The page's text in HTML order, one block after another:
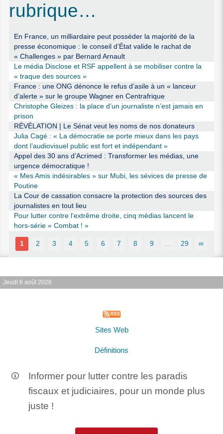
rubrique…
En France, un milliardaire peut posséder la majorité de la
presse économique : le conseil d’État valide le rachat de
« Challenges » par Bernard Arnault
Le média Disclose et RSF appellent à se mobiliser contre la
« traque des sources »
France : une ONG dénonce le refus d’asile à un « lanceur
d’alerte » sur le groupe Wagner en Centrafrique
Christophe Gleizes : la place d’un journaliste n’est jamais en
prison
RÉVÉLATION | Le Sénat veut les noms de nos donateurs
Julia Cagé : « La démocratie se porte mieux dans les pays
dont l’audiovisuel public est fort et indépendant »
Appel des 30 ans d’Acrimed : Transformer les médias, une
urgence démocratique !
« Mes Amis indésirables » sur Mubi, les sévices de presse de
Poutine
La Cour de cassation consacre la protection des sources des
journalistes en tout lieu
Pour lutter contre l’extrême droite, cinq médias lancent le
hors-série « Combat ! »
1 2 3 4 5 6 7 8 9 … 29 ∞
Jeudi 6 août 2026
Sites Web
Définitions
Informer pour lutter contre les paradis
fiscaux et judiciaires, pour un monde plus
juste !